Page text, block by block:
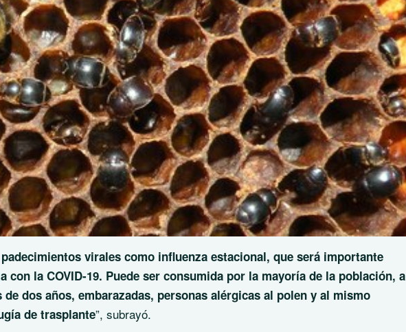
virales como influenza estacional, que será importante
con la COVID-19. Puede ser consumida por la mayoría de la población, a
dos años, embarazadas, personas alérgicas al polen y al mismo
de trasplante”, subrayó.